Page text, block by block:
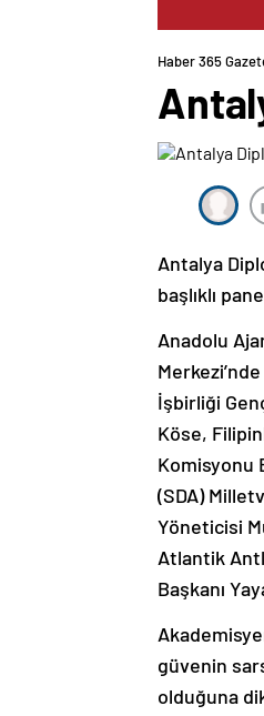
Haber 365
Antalya
başlıklı
Anadolu
İşbirliği
Köse,
Komisyonu
(SDA)
Yöneticisi
Atlantik
Başkanı
güvenin
olduğuna